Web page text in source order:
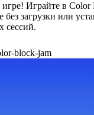
Играйте в Color
без загрузки или
сессий.
block-jam